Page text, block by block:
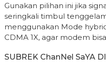
Gunakan pilihan ini jika
seringkali timbul
menggunakan Mode
CDMA 1X, agar modem
SUBREK ChanNel SaYA